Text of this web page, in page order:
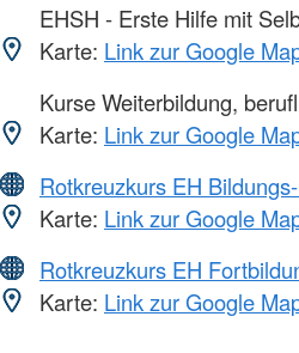
EHSH - Erste Hilfe mit
Karte: Link zur Google
Kurse Weiterbildung,
Karte: Link zur Google
Rotkreuzkurs EH
Karte: Link zur Google
Rotkreuzkurs EH
Karte: Link zur Google